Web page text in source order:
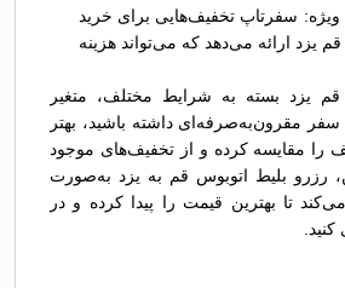
ویژه: سفرتاپ تخفیف‌هایی برای خرید
قم يزد ارائه می‌دهد که می‌تواند هزینه
يزد بسته به شرایط مختلف، متغیر
مقرون‌به‌صرفه‌ای داشته باشید، بهتر
را مقایسه کرده و از تخفیف‌های موجود
رزرو بلیط اتوبوس قم به يزد به‌صورت
تا بهترین قیمت را پیدا کرده و در